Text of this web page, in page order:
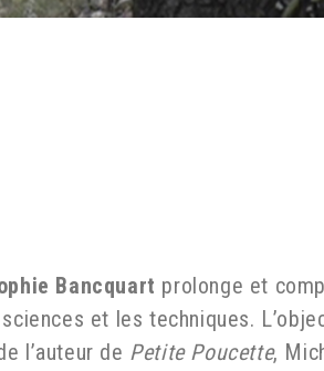
Bancquart prolonge et
et les techniques.
l’auteur de Petite Poucette,